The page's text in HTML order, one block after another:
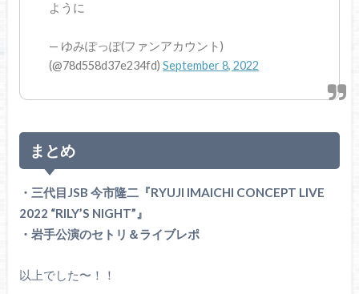
ように
— ゆみぽっぽ(ファンアカウント)
(@78d558d37e234fd)September 8, 2022
まとめ
・三代目JSB 今市隆二『RYUJI IMAICHI CONCEPT LIVE
2022 “RILY’S NIGHT”』
・岩手公演のセトリ＆ライブレポ
以上でした〜！！